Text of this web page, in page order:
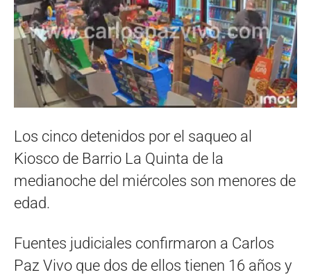
Los cinco detenidos por el saqueo al
Kiosco de Barrio La Quinta de la
medianoche del miércoles son menores de
edad.
Fuentes judiciales confirmaron a Carlos
Paz Vivo que dos de ellos tienen 16 años y